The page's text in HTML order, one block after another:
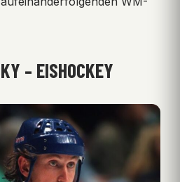
– EISHOCKEY